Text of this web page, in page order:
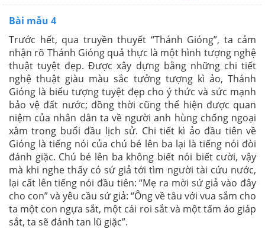
Bài mẫu 4
Trước hết, qua truyền thuyết “Thánh Gióng”, ta cảm
nhận rõ Thánh Gióng quả thực là một hình tượng nghệ
thuật tuyệt đẹp. Được xây dựng bằng những chi tiết
nghệ thuật giàu màu sắc tưởng tượng kì ảo, Thánh
Gióng là biểu tượng tuyệt đẹp cho ý thức và sức mạnh
bảo vệ đất nước; đồng thời cũng thể hiện được quan
niệm của nhân dân ta về người anh hùng chống ngoại
xâm trong buổi đầu lịch sử. Chi tiết kì ảo đầu tiên về
Gióng là tiếng nói của chú bé lên ba lại là tiếng nói đòi
đánh giặc. Chú bé lên ba không biết nói biết cười, vậy
mà khi nghe thấy có sứ giả tới tìm người tài cứu nước,
lại cất lên tiếng nói đầu tiên: “Mẹ ra mời sứ giả vào đây
cho con” và yêu cầu sứ giả: “Ông về tâu với vua sắm cho
ta một con ngựa sắt, một cái roi sắt và một tấm áo giáp
sắt, ta sẽ đánh tan lũ giặc”.